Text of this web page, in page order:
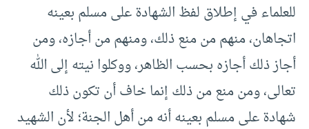
للعلماء في إطلاق لفظ الشهادة على مسلم بعينه
اتجاهان، منهم من منع ذلك، ومنهم من أجازه، ومن
أجاز ذلك أجازه بحسب الظاهر، ووكلوا نيته إلى الله
تعالى، ومن منع من ذلك إنما خاف أن تكون ذلك
شهادة على مسلم بعينه أنه من أهل الجنة؛ لأن الشهيد